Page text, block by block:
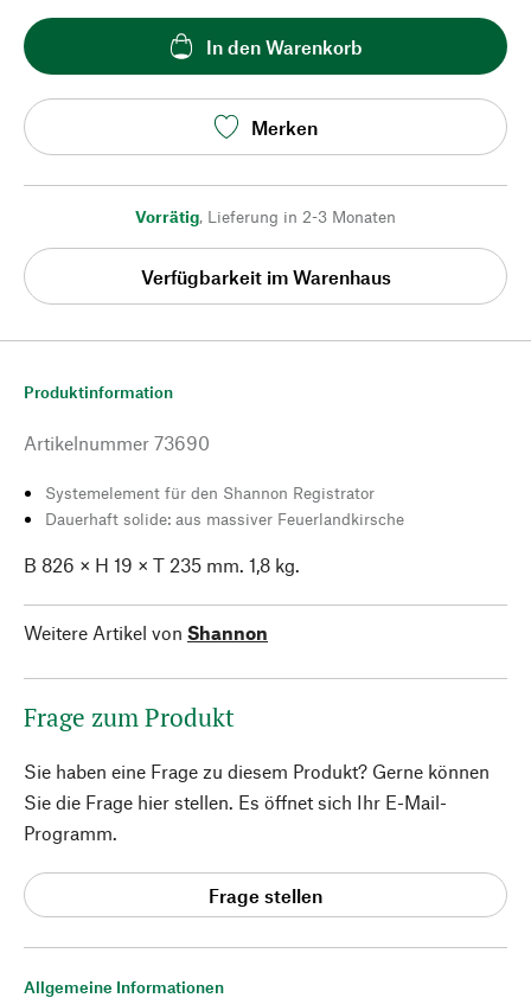
In den Warenkorb
Merken
Vorrätig, Lieferung in 2-3 Monaten
Verfügbarkeit im Warenhaus
Allgemeine Informationen
Produktinformation
Artikelnummer 73690
Systemelement für den Shannon Registrator
Dauerhaft solide: aus massiver Feuerlandkirsche
B 826 × H 19 × T 235 mm. 1,8 kg.
Weitere Artikel von Shannon
Frage zum Produkt
Sie haben eine Frage zu diesem Produkt? Gerne können
Sie die Frage hier stellen. Es öffnet sich Ihr E-Mail-
Programm.
Frage stellen